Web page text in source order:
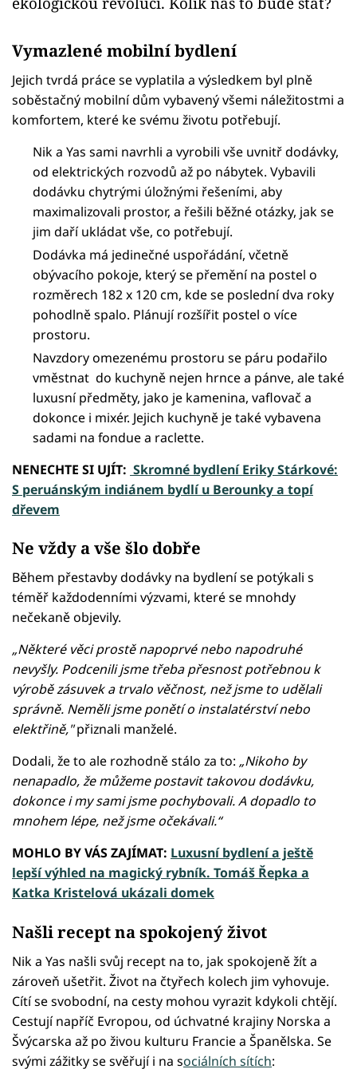
Vymazlené mobilní bydlení
Jejich tvrdá práce se vyplatila a výsledkem byl plně
soběstačný mobilní dům vybavený všemi náležitostmi a
komfortem, které ke svému životu potřebují.
Nik a Yas sami navrhli a vyrobili vše uvnitř dodávky,
od elektrických rozvodů až po nábytek. Vybavili
dodávku chytrými úložnými řešeními, aby
maximalizovali prostor, a řešili běžné otázky, jak se
jim daří ukládat vše, co potřebují.
Dodávka má jedinečné uspořádání, včetně
obývacího pokoje, který se přemění na postel o
rozměrech 182 x 120 cm, kde se poslední dva roky
pohodlně spalo. Plánují rozšířit postel o více
prostoru.
Navzdory omezenému prostoru se páru podařilo
vměstnat do kuchyně nejen hrnce a pánve, ale také
luxusní předměty, jako je kamenina, vaflovač a
dokonce i mixér. Jejich kuchyně je také vybavena
sadami na fondue a raclette.
NENECHTE SI UJÍT: Skromné bydlení Eriky Stárkové:
S peruánským indiánem bydlí u Berounky a topí
dřevem
Ne vždy a vše šlo dobře
Během přestavby dodávky na bydlení se potýkali s
téměř každodenními výzvami, které se mnohdy
nečekaně objevily.
„Některé věci prostě napoprvé nebo napodruhé
nevyšly. Podcenili jsme třeba přesnost potřebnou k
výrobě zásuvek a trvalo věčnost, než jsme to udělali
správně. Neměli jsme ponětí o instalatérství nebo
elektřině,"přiznali manželé.
Dodali, že to ale rozhodně stálo za to: „Nikoho by
nenapadlo, že můžeme postavit takovou dodávku,
dokonce i my sami jsme pochybovali. A dopadlo to
mnohem lépe, než jsme očekávali.“
MOHLO BY VÁS ZAJÍMAT: Luxusní bydlení a ještě
lepší výhled na magický rybník. Tomáš Řepka a
Katka Kristelová ukázali domek
Našli recept na spokojený život
Nik a Yas našli svůj recept na to, jak spokojeně žít a
zároveň ušetřit. Život na čtyřech kolech jim vyhovuje.
Cítí se svobodní, na cesty mohou vyrazit kdykoli chtějí.
Cestují napříč Evropou, od úchvatné krajiny Norska a
Švýcarska až po živou kulturu Francie a Španělska. Se
svými zážitky se svěřují i na sociálních sítích: